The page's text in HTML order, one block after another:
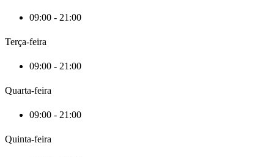
09:00 - 21:00
Terça-feira
09:00 - 21:00
Quarta-feira
09:00 - 21:00
Quinta-feira